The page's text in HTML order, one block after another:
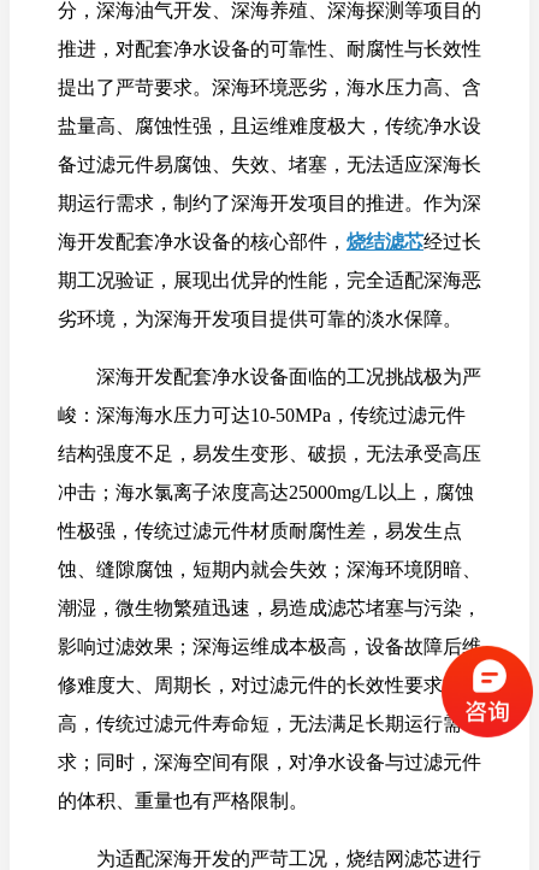
分，深海油气开发、深海养殖、深海探测等项目的
推进，对配套净水设备的可靠性、耐腐性与长效性
提出了严苛要求。深海环境恶劣，海水压力高、含
盐量高、腐蚀性强，且运维难度极大，传统净水设
备过滤元件易腐蚀、失效、堵塞，无法适应深海长
期运行需求，制约了深海开发项目的推进。作为深
海开发配套净水设备的核心部件， 烧结滤芯经过长
期工况验证，展现出优异的性能，完全适配深海恶
劣环境，为深海开发项目提供可靠的淡水保障。
深海开发配套净水设备面临的工况挑战极为严
峻：深海海水压力可达10-50MPa，传统过滤元件
结构强度不足，易发生变形、破损，无法承受高压
冲击；海水氯离子浓度高达25000mg/L以上，腐蚀
性极强，传统过滤元件材质耐腐性差，易发生点
蚀、缝隙腐蚀，短期内就会失效；深海环境阴暗、
潮湿，微生物繁殖迅速，易造成滤芯堵塞与污染，
影响过滤效果；深海运维成本极高，设备故障后维
修难度大、周期长，对过滤元件的长效性要求极
高，传统过滤元件寿命短，无法满足长期运行需
求；同时，深海空间有限，对净水设备与过滤元件
的体积、重量也有严格限制。
为适配深海开发的严苛工况，烧结网滤芯进行